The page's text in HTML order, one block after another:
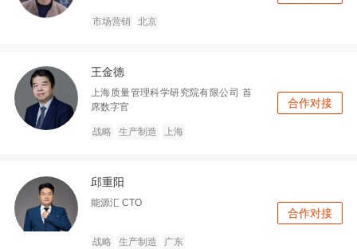
市场营销 北京
王金德
上海质量管理科学研究院有限公司 首
席数字官
战略 生产制造 上海
合作对接
邱重阳
能源汇 CTO
战略 生产制造 广东
合作对接